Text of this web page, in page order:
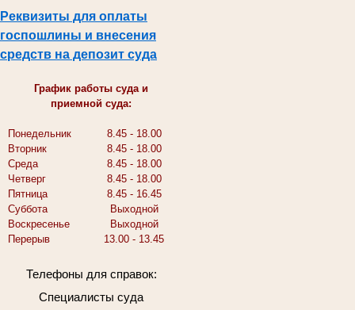
Реквизиты для оплаты
госпошлины и внесения
средств на депозит суда
График работы суда и
приемной суда:
Понедельник
8.45 - 18.00
Вторник
8.45 - 18.00
Среда
8.45 - 18.00
Четверг
8.45 - 18.00
Пятница
8.45 - 16.45
Суббота
Выходной
Воскресенье
Выходной
Перерыв
13.00 - 13.45
Телефоны для справок:
Специалисты суда